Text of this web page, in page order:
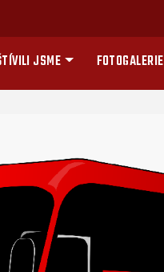
JSME FOTOGALERIE